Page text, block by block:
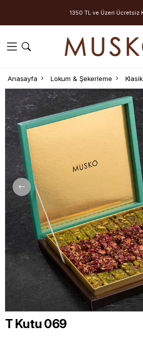
1350 TL ve Üzeri Ücretsiz
Anasayfa Lokum & Şekerleme
T Kutu 069